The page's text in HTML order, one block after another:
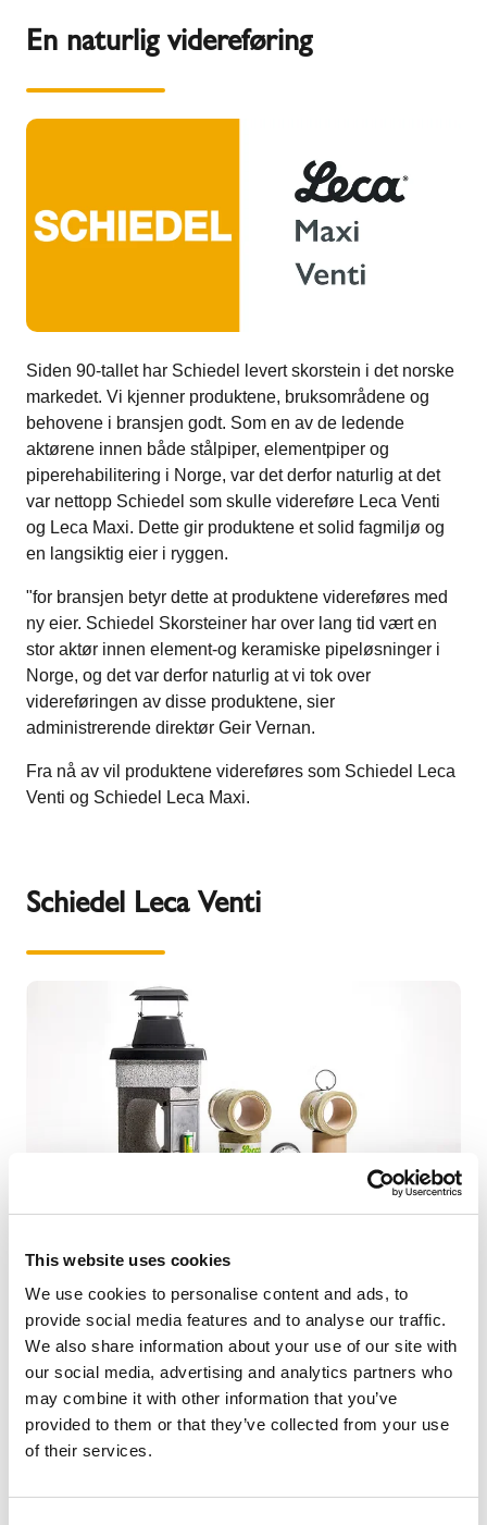
This website uses cookies
We use cookies to personalise content and ads, to
provide social media features and to analyse our traffic.
We also share information about your use of our site with
our social media, advertising and analytics partners who
may combine it with other information that you’ve
provided to them or that they’ve collected from your use
of their services.
En naturlig videreføring
Siden 90-tallet har Schiedel levert skorstein i det norske
markedet. Vi kjenner produktene, bruksområdene og
behovene i bransjen godt. Som en av de ledende
aktørene innen både stålpiper, elementpiper og
piperehabilitering i Norge, var det derfor naturlig at det
var nettopp Schiedel som skulle videreføre Leca Venti
og Leca Maxi. Dette gir produktene et solid fagmiljø og
en langsiktig eier i ryggen.
"for bransjen betyr dette at produktene videreføres med
ny eier. Schiedel Skorsteiner har over lang tid vært en
stor aktør innen element-og keramiske pipeløsninger i
Norge, og det var derfor naturlig at vi tok over
videreføringen av disse produktene, sier
administrerende direktør Geir Vernan.
Fra nå av vil produktene videreføres som Schiedel Leca
Venti og Schiedel Leca Maxi.
Schiedel Leca Venti
Leca Venti er en tradisjonell elementpipe bygget opp av
Leca-blokker kombinert med keramisk innerrør og
nødvendig isolasjon. Løsningen er godt kjent i det
norske markedet og har vært brukt i en rekke boliger
gjennom mange år.
Fordeler for kunden:
Solid og robust konstruksjon